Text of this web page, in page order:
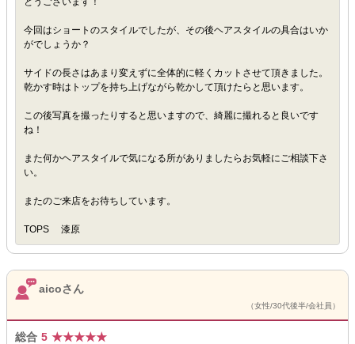
今回はショートのスタイルでしたが、その後ヘアスタイルの具合はいか
がでしょうか？
サイドの長さはあまり変えずに全体的に軽くカットさせて頂きました。
乾かす時はトップを持ち上げながら乾かして頂けたらと思います。
この後写真を撮ったりすると思いますので、綺麗に撮れると良いです
ね！
また何かヘアスタイルで気になる所がありましたらお気軽にご相談下さ
い。
またのご来店をお待ちしています。
TOPS 漆原
aicoさん
（女性/30代後半/会社員）
総合 5 ★★★★★